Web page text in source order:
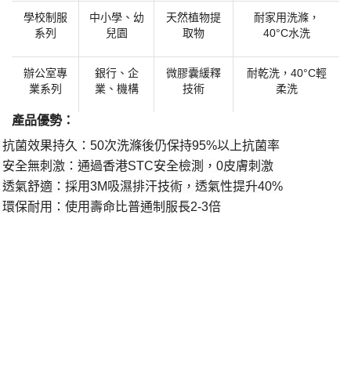
學校制服
系列
中小學、幼
兒園
天然植物提
取物
耐家用洗滌，
40°C水洗
辦公室專
業系列
銀行、企
業、機構
微膠囊緩釋
技術
耐乾洗， 40°C輕
柔洗
​產品優勢：​
抗菌效果持久： 50次洗滌後仍保持95%以上抗菌率
安全無刺激：通過香港STC安全檢測，0皮膚刺激
透氣舒適：採用3M吸濕排汗技術，透氣性提升40%
環保耐用：使用壽命比普通制服長2-3倍